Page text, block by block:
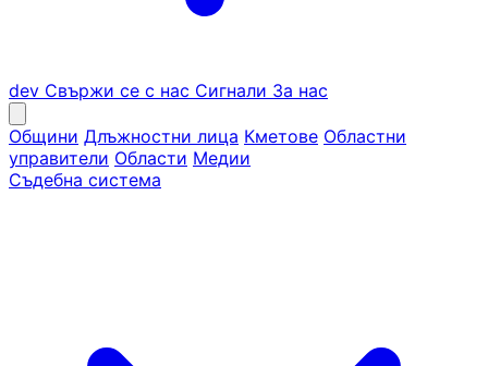
dev Свържи се с нас Сигнали За нас
Общини Длъжностни лица Кметове Областни
управители Области Медии
Съдебна система